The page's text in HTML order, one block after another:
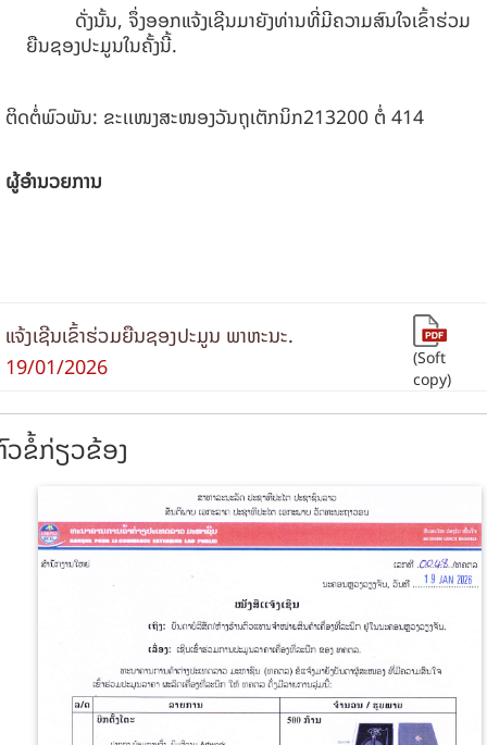
ດັ່ງນັ້ນ, ຈຶ່ງອອກແຈ້ງເຊີນມາຍັງທ່ານທີ່ມີຄວາມສົນໃຈເຂົ້າຮ່ວມ
ຍືນຊອງປະມູນໃນຄັ້ງນີ້.
ຕິດຕໍ່ພົວພັນ: ຂະເເໜງສະໜອງວັນຖຸເຕັກນິກ213200 ຕໍ່ 414
ຜູ້ອຳນວຍການ
ແຈ້ງເຊີນເຂົ້າຮ່ວມຍືນຊອງປະມູນ ພາຫະນະ.
19/01/2026
(Soft
copy)
ຂໍ້ກ່ຽວຂ້ອງ